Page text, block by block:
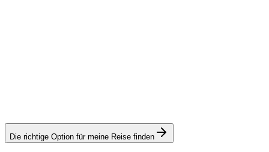
Die richtige Option für meine Reise finden